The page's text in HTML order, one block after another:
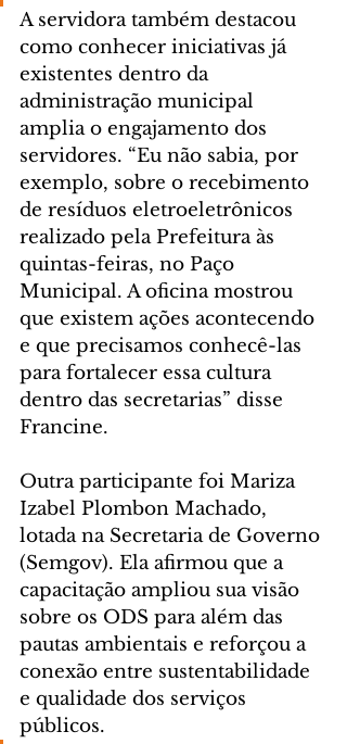
A servidora também destacou
como conhecer iniciativas já
existentes dentro da
administração municipal
amplia o engajamento dos
servidores. “Eu não sabia, por
exemplo, sobre o recebimento
de resíduos eletroeletrônicos
realizado pela Prefeitura às
quintas-feiras, no Paço
Municipal. A oficina mostrou
que existem ações acontecendo
e que precisamos conhecê-las
para fortalecer essa cultura
dentro das secretarias” disse
Francine.
Outra participante foi Mariza
Izabel Plombon Machado,
lotada na Secretaria de Governo
(Semgov). Ela afirmou que a
capacitação ampliou sua visão
sobre os ODS para além das
pautas ambientais e reforçou a
conexão entre sustentabilidade
e qualidade dos serviços
públicos.